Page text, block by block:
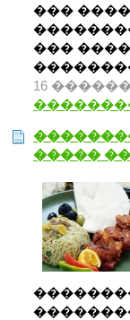
���
���
16
�����